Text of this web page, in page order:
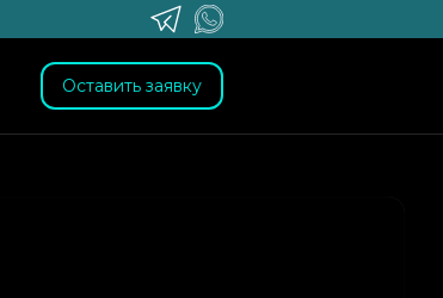
Оставить заявку